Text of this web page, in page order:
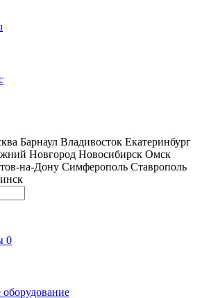
Барнаул Владивосток Екатеринбург
Новгород Новосибирск Омск
на-Дону Симферополь Ставрополь
0